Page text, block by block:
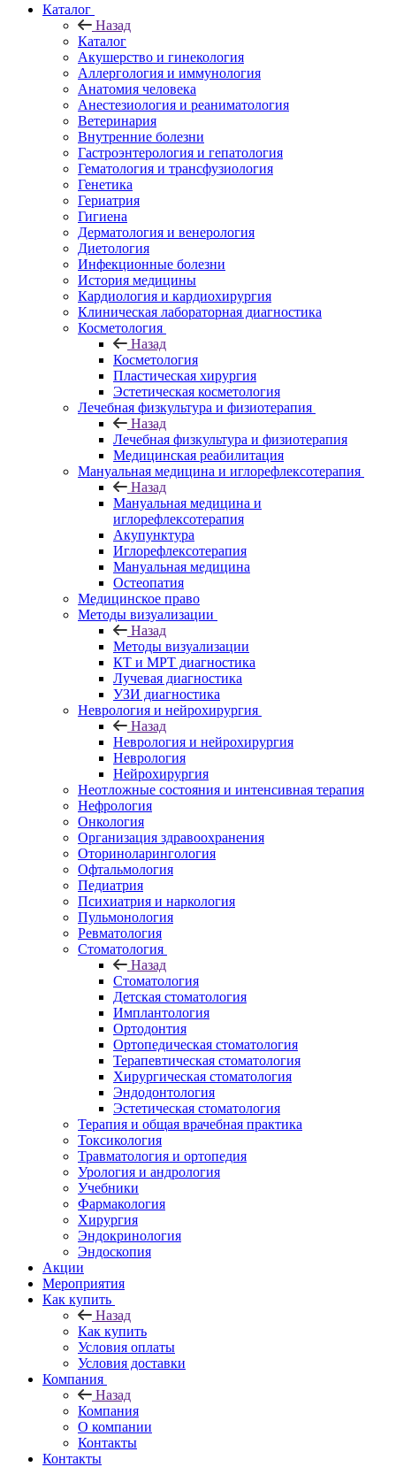
Каталог
Назад
Каталог
Акушерство и гинекология
Аллергология и иммунология
Анатомия человека
Анестезиология и реаниматология
Ветеринария
Внутренние болезни
Гастроэнтерология и гепатология
Гематология и трансфузиология
Генетика
Гериатрия
Гигиена
Дерматология и венерология
Диетология
Инфекционные болезни
История медицины
Кардиология и кардиохирургия
Клиническая лабораторная диагностика
Косметология
Назад
Косметология
Пластическая хирургия
Эстетическая косметология
Лечебная физкультура и физиотерапия
Назад
Лечебная физкультура и физиотерапия
Медицинская реабилитация
Мануальная медицина и иглорефлексотерапия
Назад
Мануальная медицина и
иглорефлексотерапия
Акупунктура
Иглорефлексотерапия
Мануальная медицина
Остеопатия
Медицинское право
Методы визуализации
Назад
Методы визуализации
КТ и МРТ диагностика
Лучевая диагностика
УЗИ диагностика
Неврология и нейрохирургия
Назад
Неврология и нейрохирургия
Неврология
Нейрохирургия
Неотложные состояния и интенсивная терапия
Нефрология
Онкология
Организация здравоохранения
Оториноларингология
Офтальмология
Педиатрия
Психиатрия и наркология
Пульмонология
Ревматология
Стоматология
Назад
Стоматология
Детская стоматология
Имплантология
Ортодонтия
Ортопедическая стоматология
Терапевтическая стоматология
Хирургическая стоматология
Эндодонтология
Эстетическая стоматология
Терапия и общая врачебная практика
Токсикология
Травматология и ортопедия
Урология и андрология
Учебники
Фармакология
Хирургия
Эндокринология
Эндоскопия
Акции
Мероприятия
Как купить
Назад
Как купить
Условия оплаты
Условия доставки
Компания
Назад
Компания
О компании
Контакты
Контакты